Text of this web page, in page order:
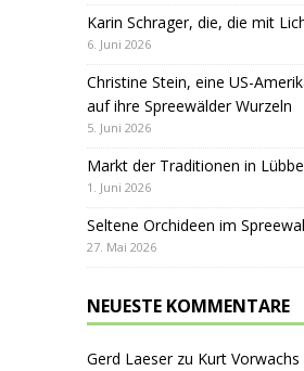
Karin Schrager, die, die mit
6. Juni 2026
Christine Stein, eine US-
auf ihre Spreewälder Wurzeln
5. Juni 2026
Markt der Traditionen in
1. Juni 2026
Seltene Orchideen im
27. Mai 2026
NEUESTE KOMMENTARE
Gerd Laeserzu Kurt